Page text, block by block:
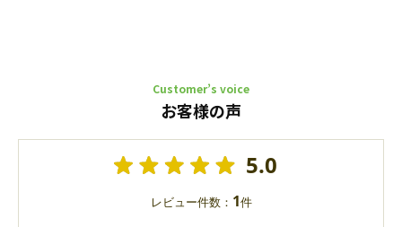
Customer’s voice
お客様の声
5.0
レビュー件数： 1件